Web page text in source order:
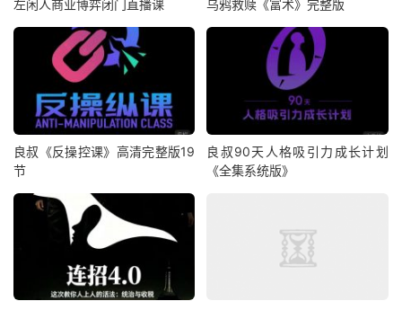
左闲人商业博弈闭门直播课 乌鸦救赎《富术》完整版
良叔《反操控课》高清完整版19
节
良叔90天人格吸引力成长计划
《全集系统版》